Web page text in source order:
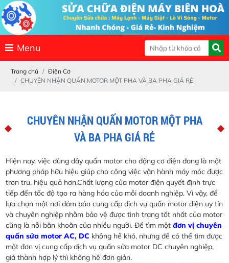
Menu
Trang chủ
Điện Cơ
CHUYÊN NHẬN QUẤN MOTOR MỘT PHA VÀ BA PHA GIÁ RẺ
CHUYÊN NHẬN QUẤN MOTOR MỘT PHA
VÀ BA PHA GIÁ RẺ
Hiện nay, việc dùng dây quấn motor cho động cơ điện đang là một
phương pháp hữu hiệu giúp cho công việc vận hành máy móc được
trơn tru, hiệu quả hơn.Chất lượng của motor điện quyết định trực
tiếp đến tốc độ tạo ra hàng hóa của mỗi doanh nghiệp. Vì vậy, để
lựa chọn một nơi đảm bảo cung cấp dịch vụ quấn motor điện uy tín
và chuyên nghiệp nhằm bảo vệ được tình trạng tốt nhất của motor
cũng là nỗi băn khoăn của nhiều người. Để tìm mộtđơn vị chuyên
quấn sửa motor AC, DC không hề khó, nhưng để có thể tìm được
một đơn vị cung cấp dịch vụ quấn sửa motor DC chuyên nghiệp,
giá thành hợp lý thì không hề đơn giản.